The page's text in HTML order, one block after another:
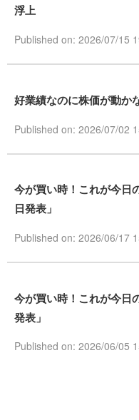
浮上
Published on: 2026/07/15
好業績なのに株価が動
Published on: 2026/07/02
今が買い時！これが今日
日発表」
Published on: 2026/06/17
今が買い時！これが今日
発表」
Published on: 2026/06/05